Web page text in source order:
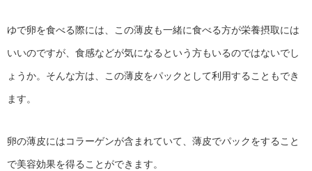
ゆで卵を食べる際には、この薄皮も一緒に食べる方が栄養摂取には
いいのですが、食感などが気になるという方もいるのではないでし
ょうか。そんな方は、この薄皮をパックとして利用することもでき
ます。
卵の薄皮にはコラーゲンが含まれていて、薄皮でパックをすること
で美容効果を得ることができます。